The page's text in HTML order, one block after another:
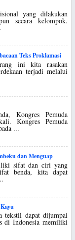
yang dilakukan
secara kelompok.
Teks Proklamasi
ini kita rasakan
terjadi melalui
Kongres Pemuda
Kongres Pemuda
...
dan Menguap
sifat dan ciri yang
benda, kita dapat
tekstil dapat dijumpai
di Indonesia memiliki